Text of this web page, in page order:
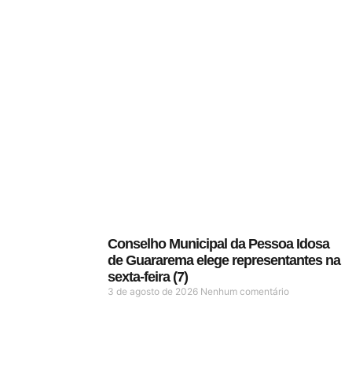
Conselho Municipal da Pessoa Idosa
de Guararema elege representantes na
sexta-feira (7)
3 de agosto de 2026 Nenhum comentário